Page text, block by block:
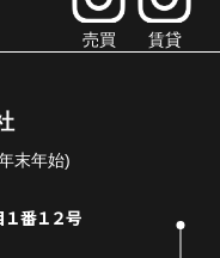
売買 賃貸
末年始)
番１２号